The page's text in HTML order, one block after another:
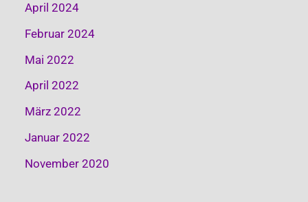
April 2024
Februar 2024
Mai 2022
April 2022
März 2022
Januar 2022
November 2020